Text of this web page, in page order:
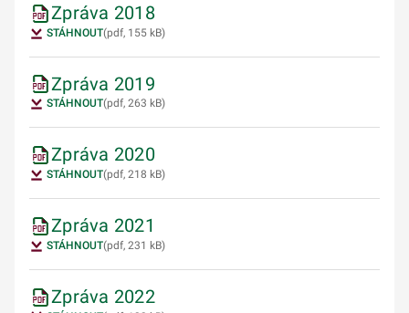
Zpráva 2018
STÁHNOUT(pdf, 155 kB)
Zpráva 2019
STÁHNOUT(pdf, 263 kB)
Zpráva 2020
STÁHNOUT(pdf, 218 kB)
Zpráva 2021
STÁHNOUT(pdf, 231 kB)
Zpráva 2022